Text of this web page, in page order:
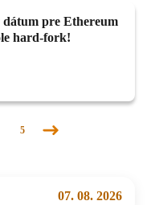
dátum pre Ethereum
hard-fork!
5
Nasledujúca
07. 08. 2026